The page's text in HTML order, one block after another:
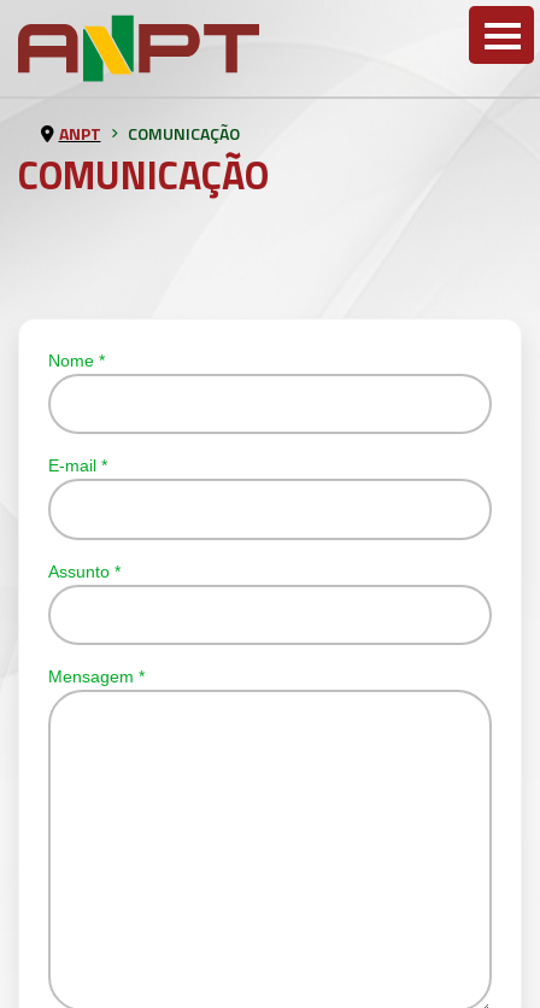
COMUNICAÇÃO
ANPT COMUNICAÇÃO
Nome *
E-mail *
Assunto *
Mensagem *